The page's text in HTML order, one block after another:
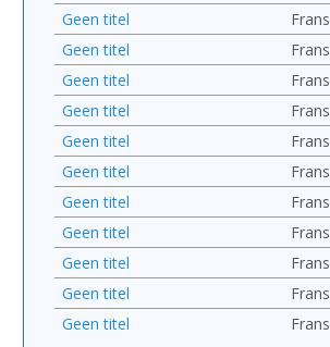
Geen titel
Frans
Geen titel
Frans
Geen titel
Frans
Geen titel
Frans
Geen titel
Frans
Geen titel
Frans
Geen titel
Frans
Geen titel
Frans
Geen titel
Frans
Geen titel
Frans
Geen titel
Frans